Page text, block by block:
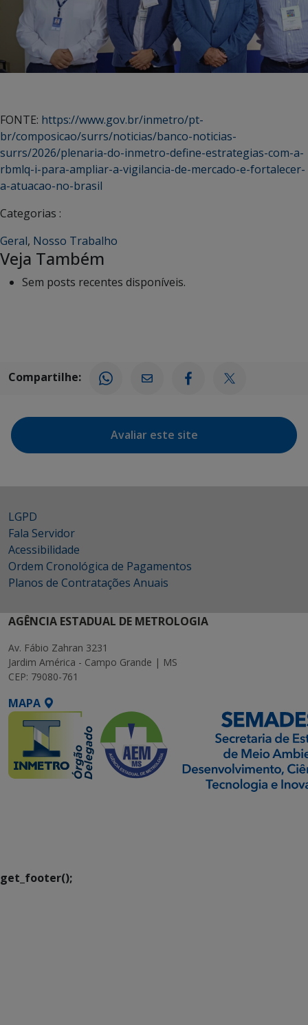
FONTE: https://www.gov.br/inmetro/pt-
br/composicao/surrs/noticias/banco-noticias-
surrs/2026/plenaria-do-inmetro-define-estrategias-com-a-
rbmlq-i-para-ampliar-a-vigilancia-de-mercado-e-fortalecer-
a-atuacao-no-brasil
Categorias :
Geral, Nosso Trabalho
Veja Também
Sem posts recentes disponíveis.
Compartilhe:
Avaliar este site
LGPD
Fala Servidor
Acessibilidade
Ordem Cronológica de Pagamentos
Planos de Contratações Anuais
AGÊNCIA ESTADUAL DE METROLOGIA
Av. Fábio Zahran 3231
Jardim América - Campo Grande | MS
CEP: 79080-761
MAPA
get_footer();